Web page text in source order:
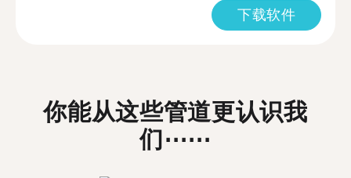
下载软件
你能从这些管道更认识我
们⋯⋯